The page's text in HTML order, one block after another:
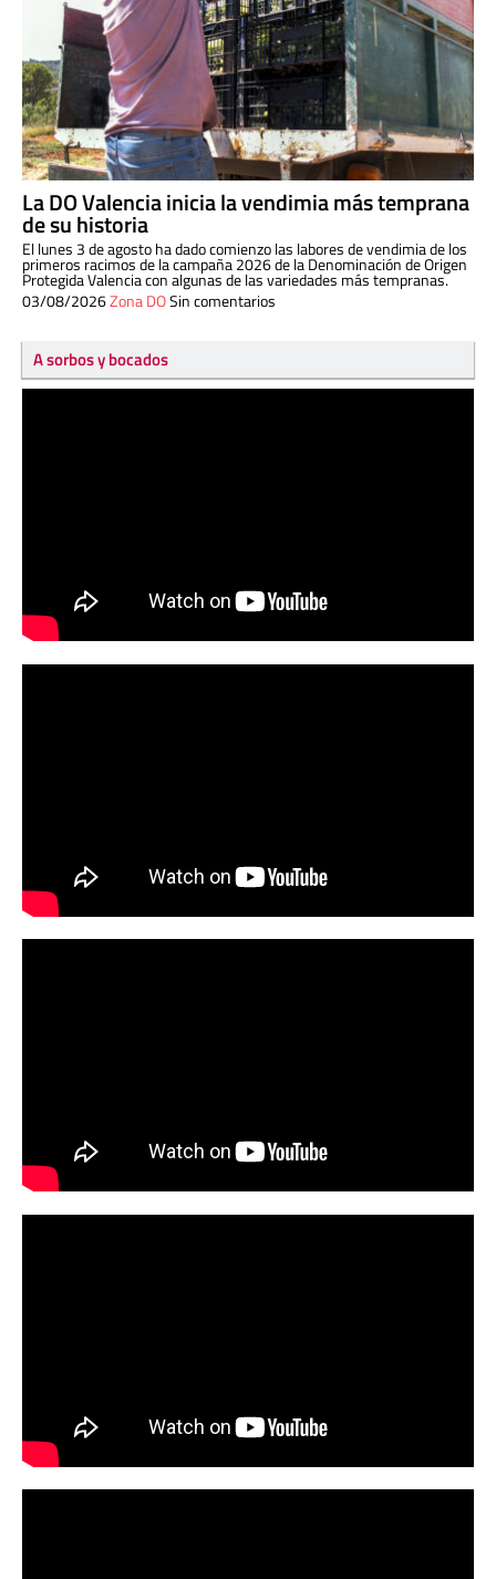
La DO Valencia inicia la vendimia más temprana
de su historia
El lunes 3 de agosto ha dado comienzo las labores de vendimia de los
primeros racimos de la campaña 2026 de la Denominación de Origen
Protegida Valencia con algunas de las variedades más tempranas.
03/08/2026Zona DOSin comentarios
A sorbos y bocados